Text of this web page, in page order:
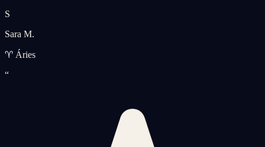
S
Sara M.
♈ Áries
“